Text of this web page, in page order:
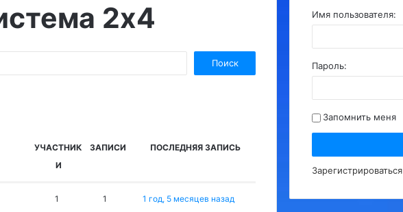
2х4
УЧАСТНИК
И
ЗАПИСИ ПОСЛЕДНЯЯ ЗАПИСЬ
1 1 1 год, 5 месяцев назад
Имя пользователя:
Пароль:
Запомнить меня
Зарегистрироваться